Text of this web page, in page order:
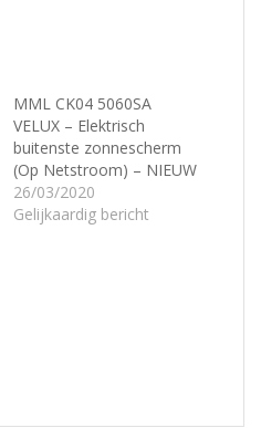
MML CK04 5060SA
VELUX – Elektrisch
buitenste zonnescherm
(Op Netstroom) – NIEUW
26/03/2020
Gelijkaardig bericht